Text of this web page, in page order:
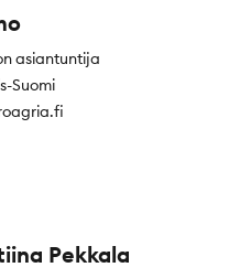
asiantuntija
Suomi
Pekkala